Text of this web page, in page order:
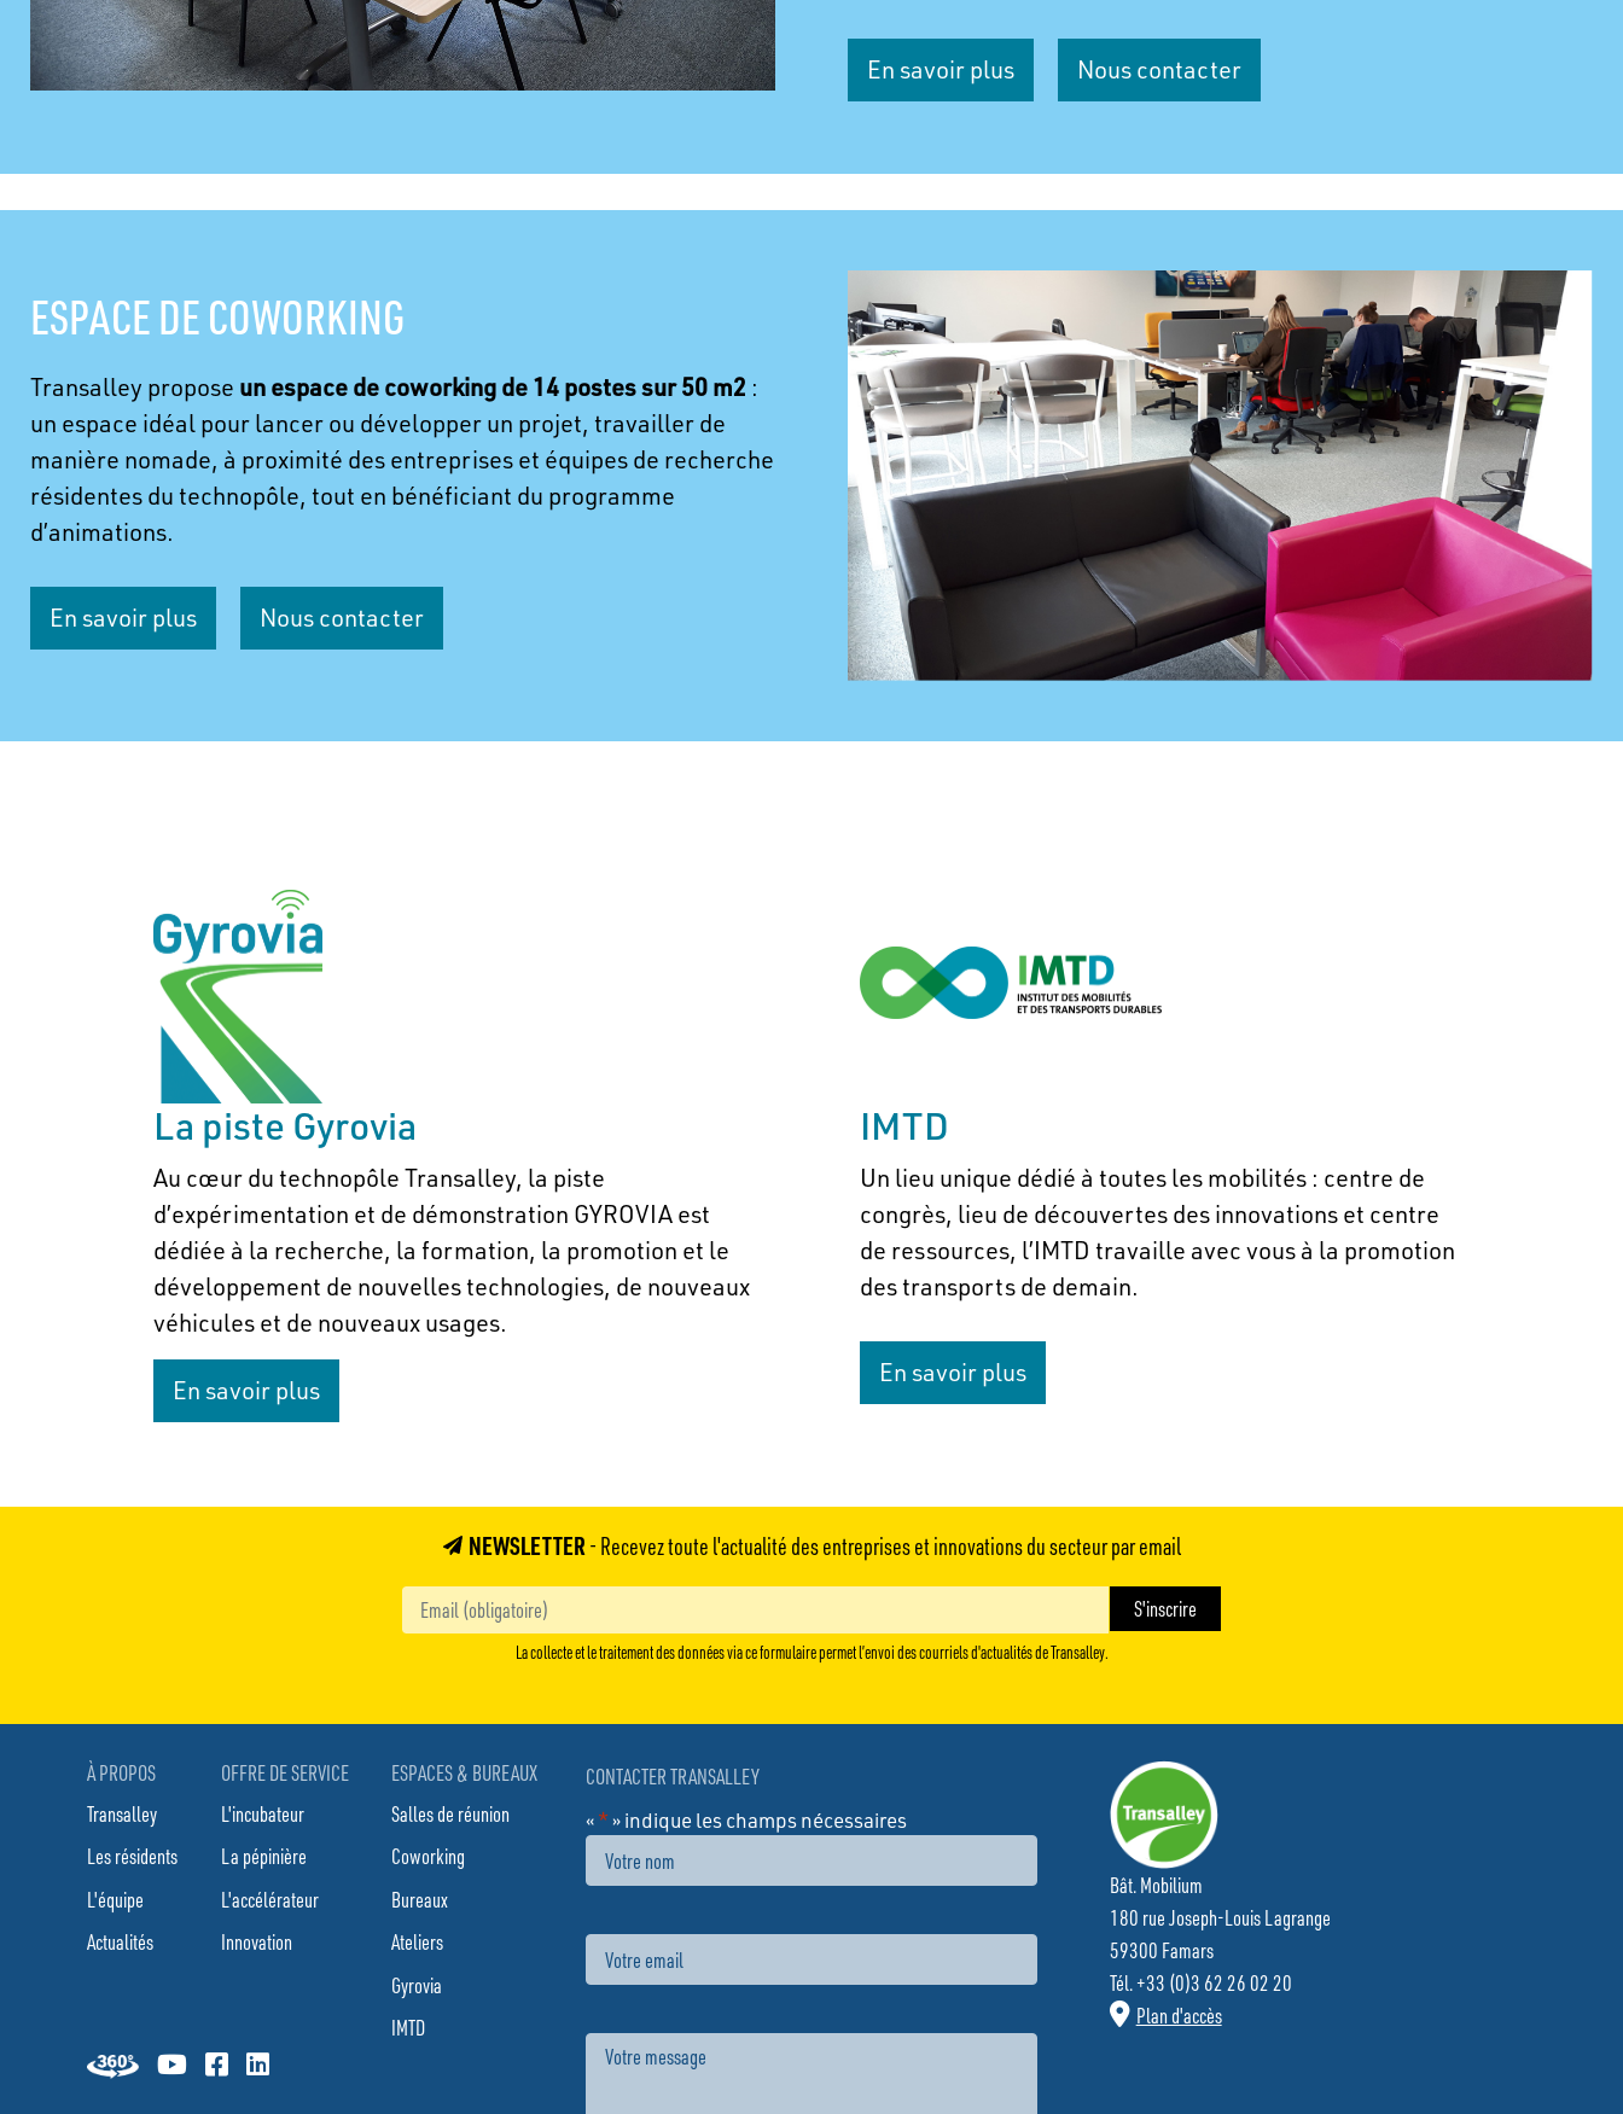
En savoir plus Nous contacter
ESPACE DE COWORKING
Transalley propose un espace de coworking de 14 postes sur 50 m2 :
un espace idéal pour lancer ou développer un projet, travailler de
manière nomade, à proximité des entreprises et équipes de recherche
résidentes du technopôle, tout en bénéficiant du programme
d’animations.
En savoir plus Nous contacter
La piste Gyrovia
Au cœur du technopôle Transalley, la piste
d’expérimentation et de démonstration GYROVIA est
dédiée à la recherche, la formation, la promotion et le
développement de nouvelles technologies, de nouveaux
véhicules et de nouveaux usages.
En savoir plus
IMTD
Un lieu unique dédié à toutes les mobilités : centre de
congrès, lieu de découvertes des innovations et centre
de ressources, l’IMTD travaille avec vous à la promotion
des transports de demain.
En savoir plus
NEWSLETTER - Recevez toute l'actualité des entreprises et innovations du secteur par email
La collecte et le traitement des données via ce formulaire permet l’envoi des courriels d'actualités de Transalley.
À PROPOS
Transalley
Les résidents
L'équipe
Actualités
OFFRE DE SERVICE
L'incubateur
La pépinière
L'accélérateur
Innovation
ESPACES & BUREAUX
Salles de réunion
Coworking
Bureaux
Ateliers
Gyrovia
IMTD
CONTACTER TRANSALLEY
«* » indique les champs nécessaires
Nom
Email
Message
Bât. Mobilium
180 rue Joseph-Louis Lagrange
59300 Famars
Tél. +33 (0)3 62 26 02 20
Plan d'accès